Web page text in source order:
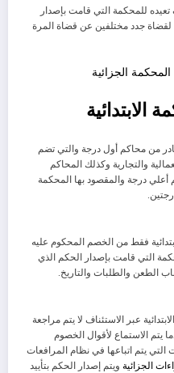
للمحكمة التي قامت بإصدار
جدد مختلفين عن قضاة المرة
الجزائية
من محاكم أول درجة والتي تضم
والتجارية وكذلك المحاكم
أعلي درجة والمقصود بها المحكمة
فقط من الخصم المحكوم عليه
التي قامت بإصدار الحكم الذي
الطعن والطلبات والتاريخ.
عبر الاستئناف لا يتم مراجعة
يتم الاستماع لأقوال الخصوم
يتم اتباعها في نظام المرافعات
الجزائية ويتم إصدار الحكم بتأييد